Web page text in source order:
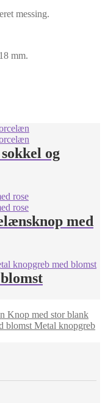
messing.
mm.
og
med
Knop med stor blank
Metal knopgreb